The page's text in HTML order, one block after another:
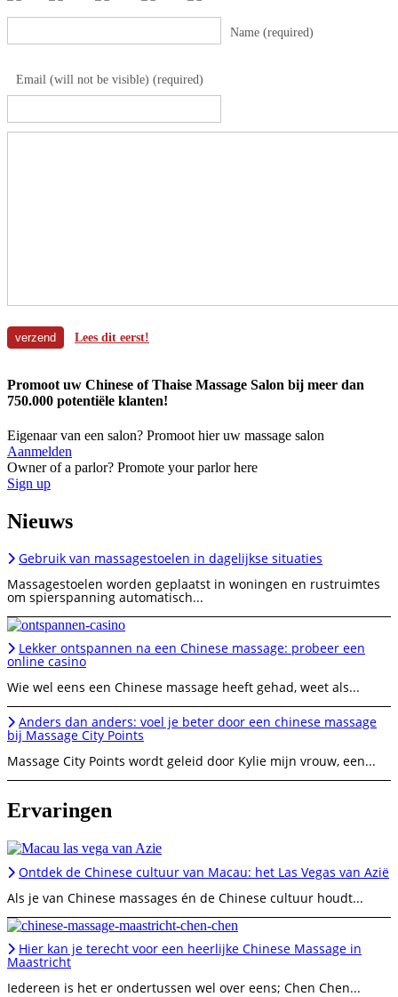
Name (required)
Email (will not be visible) (required)
Lees dit eerst!
Promoot uw Chinese of Thaise Massage Salon bij meer dan
750.000 potentiële klanten!
Eigenaar van een salon? Promoot hier uw massage salon
Aanmelden
Owner of a parlor? Promote your parlor here
Sign up
Nieuws
Gebruik van massagestoelen in dagelijkse situaties
Massagestoelen worden geplaatst in woningen en rustruimtes
om spierspanning automatisch...
Lekker ontspannen na een Chinese massage: probeer een
online casino
Wie wel eens een Chinese massage heeft gehad, weet als...
Anders dan anders: voel je beter door een chinese massage
bij Massage City Points
Massage City Points wordt geleid door Kylie mijn vrouw, een...
Ervaringen
Ontdek de Chinese cultuur van Macau: het Las Vegas van Azië
Als je van Chinese massages én de Chinese cultuur houdt...
Hier kan je terecht voor een heerlijke Chinese Massage in
Maastricht
Iedereen is het er ondertussen wel over eens; Chen Chen...